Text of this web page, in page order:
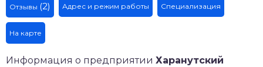
Отзывы (2) Адрес и режим работы Специализация
На карте
Информация о предприятии Харанутский